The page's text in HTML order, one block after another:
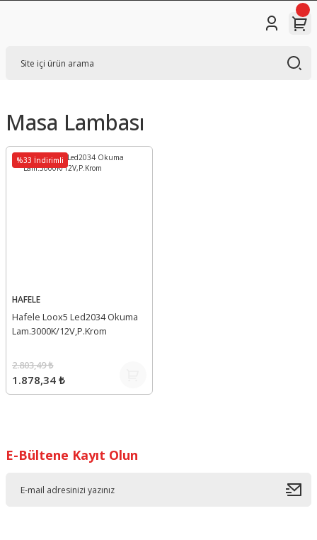
Masa Lambası
%33 İndirimli
HAFELE
Hafele Loox5 Led2034 Okuma
Lam.3000K/12V,P.Krom
1.878,34 ₺
2.803,49 ₺
E-Bültene Kayıt Olun